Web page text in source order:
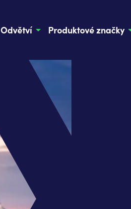
Odvětví Produktové značky